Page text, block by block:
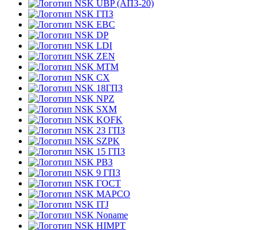
UBP (АПЗ-20)
ГПЗ
EBC
DP
LDI
ZEN
MTM
CX
18ГПЗ
NPZ
SXM
KOFK
23 ГПЗ
SZPK
15 ГПЗ
РВЗ
9 ГПЗ
ГОСТ
MAPCO
ITJ
Noname
HIMPT